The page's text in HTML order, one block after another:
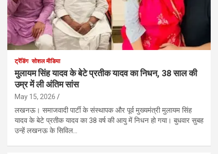
ट्रेंडिंग सोशल मीडिया
मुलायम सिंह यादव के बेटे प्रतीक यादव का निधन, 38 साल की
उम्र में ली अंतिम सांस
May 15, 2026
लखनऊ। समाजवादी पार्टी के संस्थापक और पूर्व मुख्यमंत्री मुलायम सिंह
यादव के बेटे प्रतीक यादव का 38 वर्ष की आयु में निधन हो गया। बुधवार सुबह
उन्हें लखनऊ के सिविल…